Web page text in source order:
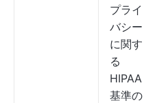
プライ
バシー
に関す
る
HIPAA
基準の